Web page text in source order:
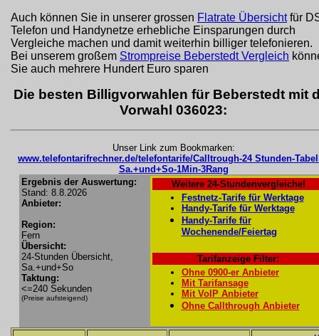
Auch können Sie in unserer grossen Flatrate Übersichtfür
Telefon und Handynetze erhebliche Einsparungen durch
Vergleiche machen und damit weiterhin billiger telefonieren.
Bei unserem großem Strompreise Beberstedt Vergleich
Sie auch mehrere Hundert Euro sparen
Die besten Billigvorwahlen für Beberstedt mit
Vorwahl 036023:
Unser Link zum Bookmarken:
www.telefontarifrechner.de/telefontarife/Calltrough-24 Stunden-
Sa.+und+So-1Min-3Rang
Ergebnis der Auswertung:
Stand: 8.8.2026
Anbieter:
Region:
Fern
Übersicht:
24-Stunden Übersicht,
Sa.+und+So
Taktung:
<=240 Sekunden
(Preise aufsteigend)
Weitere 24-Stundenvergleiche!
Festnetz-Tarife für Werktage
Handy-Tarife für Werktage
Handy-Tarife für
Wochenende/Feiertag
Tarifanzeige Filter:
Ohne 0900-er Anbieter
Mit Tarifansage
Mit VoIP Anbieter
Ohne Callthrough Anbieter